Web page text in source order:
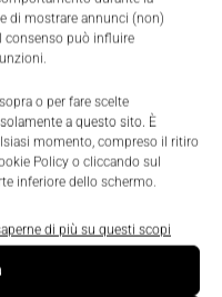
di mostrare annunci (non)
consenso può influire
o per fare scelte
a questo sito. È
momento, compreso il ritiro
Policy o cliccando sul
inferiore dello schermo.
di più su questi scopi
un’infrastruttura
tra loro
attenzione anche